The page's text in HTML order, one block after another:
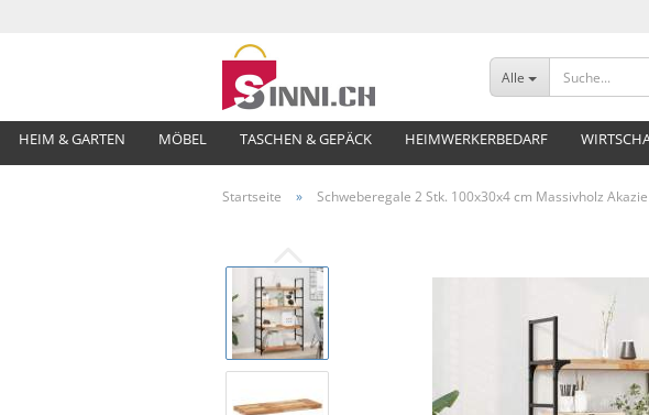
Alle
HEIM & GARTEN MÖBEL TASCHEN & GEPÄCK HEIMWERKERBEDARF
Startseite »
Schweberegale 2 Stk. 100x30x4 cm Massivholz